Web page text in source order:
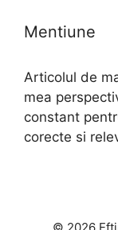
Mentiune
Articolul de
mea
constant
corecte si